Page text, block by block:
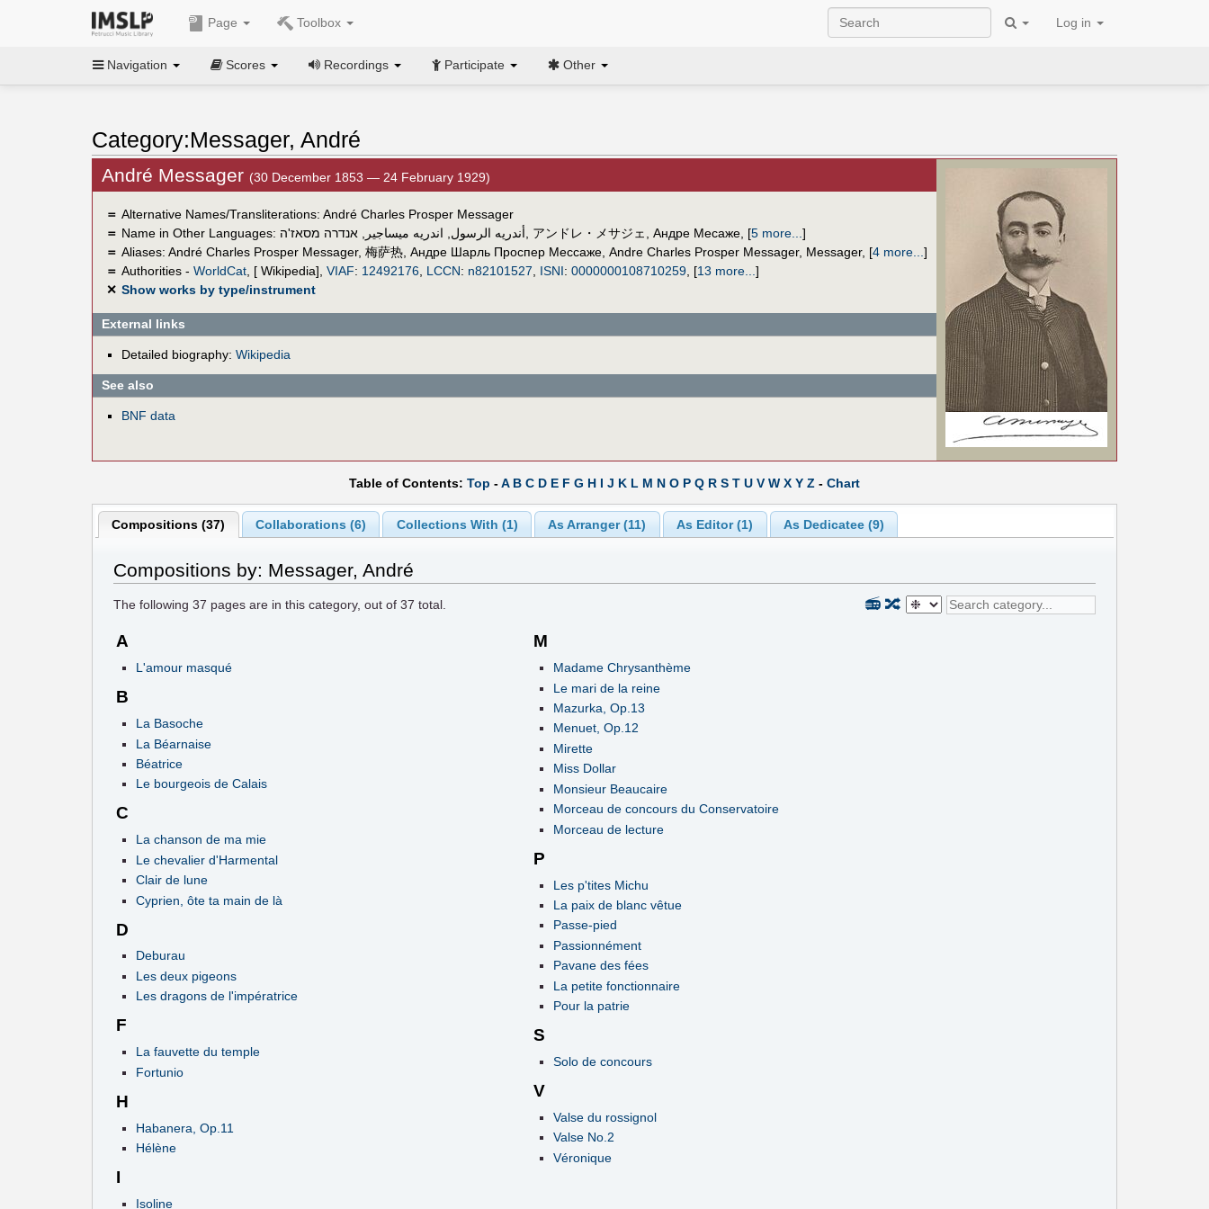
Page Toolbox Log in
Navigation Scores Recordings Participate Other
Category:Messager, André
André Messager (30 December 1853 — 24 February 1929)
＝ Alternative Names/Transliterations: André Charles Prosper Messager
＝ Name in Other Languages: أندريه الرسول اندريه ميساجير אנדרה מסאז'ה アンドレ・メサジェ Андре Месаже, [5 more... ]
＝ Aliases: André Charles Prosper Messager, 梅萨热, Андре Шарль Проспер Мессаже, Andre Charles Prosper Messager, Messager, [4 more... ]
＝ Authorities - WorldCat, [ Wikipedia], VIAF: 12492176, LCCN: n82101527 ISNI: 0000000108710259, [13 more... ]
✕ Show works by type/instrument
External links
Detailed biography: Wikipedia
See also
BNF data
Table of Contents: Top -A B C D E F G H I J K L M N O P Q R S T U V W X Y Z - Chart
Compositions (37) Collaborations (6) Collections With (1) As Arranger (11) As Editor (1) As Dedicatee (9)
Compositions by: Messager, André
The following37 pages are in this category, out of37 total. 🔀
📻
A
L'amour masqué
B
La Basoche
La Béarnaise
Béatrice
Le bourgeois de Calais
C
La chanson de ma mie
Le chevalier d'Harmental
Clair de lune
Cyprien, ôte ta main de là
D
Deburau
Les deux pigeons
Les dragons de l'impératrice
F
La fauvette du temple
Fortunio
H
Habanera, Op.11
Hélène
I
Isoline
M
Madame Chrysanthème
Le mari de la reine
Mazurka, Op.13
Menuet, Op.12
Mirette
Miss Dollar
Monsieur Beaucaire
Morceau de concours du Conservatoire
Morceau de lecture
P
Les p'tites Michu
La paix de blanc vêtue
Passe-pied
Passionnément
Pavane des fées
La petite fonctionnaire
Pour la patrie
S
Solo de concours
V
Valse du rossignol
Valse No.2
Véronique